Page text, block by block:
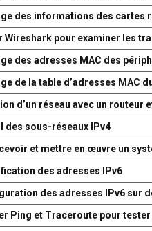
des informations des cartes
pour examiner les
des adresses MAC des
de la table d’adresses MAC
d’un réseau avec un routeur
des sous-réseaux IPv4
et mettre en œuvre un
des adresses IPv6
des adresses IPv6 sur
Ping et Traceroute pour